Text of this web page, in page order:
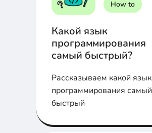
ваших нужд.
How to
Какой язык
программирования
самый быстрый?
Рассказываем какой язык
программирования самый
быстрый